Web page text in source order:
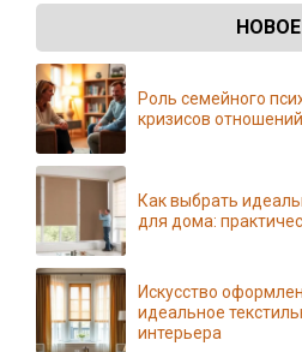
НОВОЕ
Роль семейного
кризисов отношений
Как выбрать
для дома:
Искусство
идеальное
интерьера